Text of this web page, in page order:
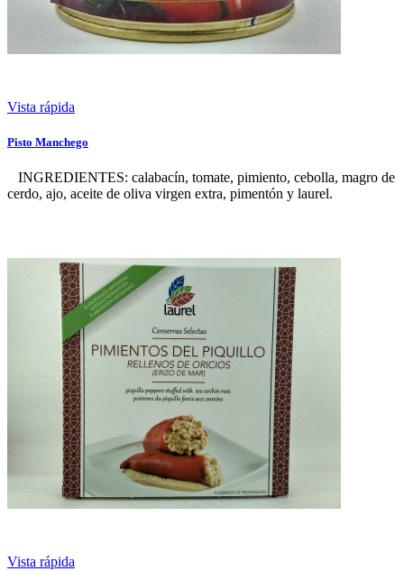
Vista rápida
Pisto Manchego
INGREDIENTES: calabacín, tomate, pimiento, cebolla, magro de
cerdo, ajo, aceite de oliva virgen extra, pimentón y laurel.
Vista rápida